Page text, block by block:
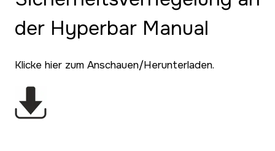
der Hyperbar Manual
Klicke hier zum Anschauen/Herunterladen.